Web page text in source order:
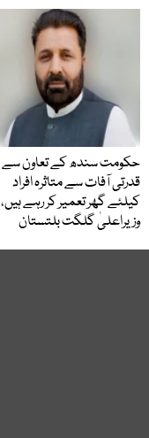
حکومت سندھ کے تعاون سے
قدرتی آفات سے متاثرہ افراد
کیلئے گھر تعمیر کر رہے ہیں،
وزیراعلیٰ گلگت بلتستان